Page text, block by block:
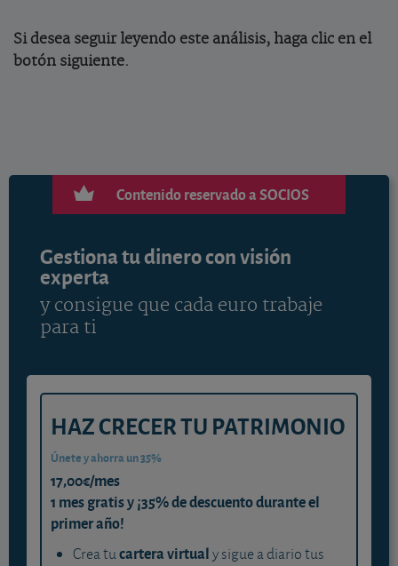
Si desea seguir leyendo este análisis, haga clic en el
botón siguiente.
Contenido reservado a SOCIOS
Gestiona tu dinero con visión
experta
y consigue que cada euro trabaje
para ti
HAZ CRECER TU PATRIMONIO
Únete y ahorra un 35%
17,00€/mes
1 mes gratis y ¡35% de descuento durante el
primer año!
Crea tucartera virtualy sigue a diario tus